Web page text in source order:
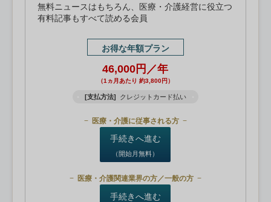
無料ニュースはもちろん、医療・介護経営に役立つ
有料記事もすべて読める会員
お得な年額プラン
46,000円／年
（1ヵ月あたり 約3,800円）
[支払方法] クレジットカード払い
医療・介護に従事される方
手続きへ進む
（開始月無料）
医療・介護関連業界の方／一般の方
手続きへ進む